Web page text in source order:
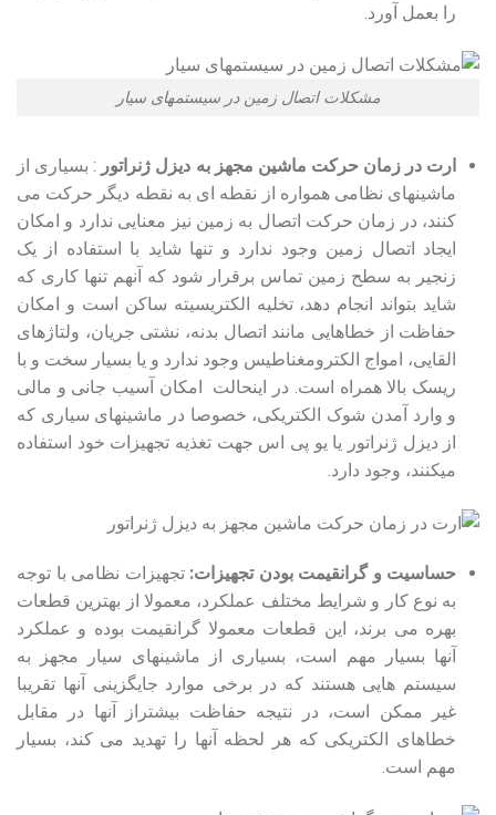
را بعمل آورد.
مشکلات اتصال زمین در سیستمهای سیار
ارت در زمان حرکت ماشین مجهز به دیزل ژنراتور : بسیاری از
ماشین‏های نظامی همواره از نقطه‏ ای به نقطه دیگر حرکت می‏
کنند، در زمان حرکت اتصال به زمین نیز معنایی ندارد و امکان
ایجاد اتصال زمین وجود ندارد و تنها شاید با استفاده از یک
زنجیر به سطح زمین تماس برقرار شود که آنهم تنها کاری که
شاید بتواند انجام دهد، تخلیه الکتریسیته ساکن است و امکان
حفاظت از خطاهایی مانند اتصال بدنه، نشتی جریان، ولتاژهای
القایی، امواج الکترومغناطیس وجود ندارد و یا بسیار سخت و با
ریسک بالا همراه است. در اینحالت امکان آسیب جانی و مالی
و وارد آمدن شوک الکتریکی، خصوصا در ماشینهای سیاری که
از دیزل ژنراتور یا یو پی اس جهت تغذیه تجهیزات خود استفاده
می‏کنند، وجود دارد.
حساسیت و گرانقیمت بودن تجهیزات:تجهیزات نظامی با توجه
به نوع کار و شرایط مختلف عملکرد، معمولا از بهترین قطعات
بهره می‏ برند، این قطعات معمولا گرانقیمت بوده و عملکرد
آنها بسیار مهم است، بسیاری از ماشین‏های سیار مجهز به
سیستم‏ هایی هستند که در برخی موارد جایگزینی آنها تقریبا
غیر ممکن است، در نتیجه حفاظت بیشتراز آنها در مقابل
خطاهای الکتریکی که هر لحظه آنها را تهدید می ‏کند، بسیار
مهم است.